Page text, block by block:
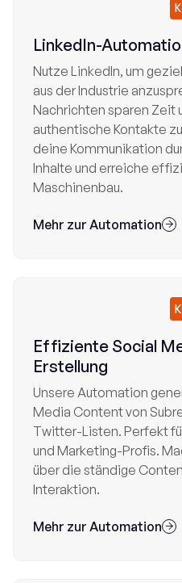
LinkedIn-
Nutze LinkedIn, um
aus der Industrie
Nachrichten sparen Zeit
authentische Kontakte
deine Kommunikation
Inhalte und erreiche
Maschinenbau.
Mehr zur Automation 
Effiziente Social
Erstellung
Unsere Automation
Media Content von
Twitter-Listen. Perfekt
und Marketing-Profis.
über die ständige
Interaktion.
Mehr zur Automation 